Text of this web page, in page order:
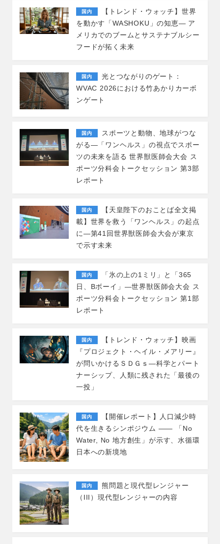
国内
【トレンド・ウォッチ】世界
を動かす「WASHOKU」の知恵― ア
メリカでのブームとサステナブルシー
フードが拓く未来
国内
光とつながりのゲート：
WVAC 2026における竹あかりカーボ
ンゲート
国内
スポーツと動物、地球がつな
がる—「ワンヘルス」の視点でスポー
ツの未来を語る 世界獣医師会大会 ス
ポーツ分科会トークセッション 第3部
レポート
国内
【天皇陛下のおことば全文掲
載】世界を救う「ワンヘルス」の起点
に―第41回世界獣医師会大会が東京
で示す未来
国内
「氷の上の1ミリ」と「365
日、Bボーイ」―世界獣医師会大会 ス
ポーツ分科会トークセッション 第1部
レポート
国内
【トレンド・ウォッチ】映画
『プロジェクト・ヘイル・メアリー』
が問いかけるＳＤＧｓ―科学とパート
ナーシップ、人類に残された「最後の
一投」
国内
【開催レポート】人口減少時
代を生きるシンポジウム ―― 「No
Water, No 地方創生」が示す、水循環
日本への新境地
国内
熊問題と現代型レンジャー
（III）現代型レンジャーの内容